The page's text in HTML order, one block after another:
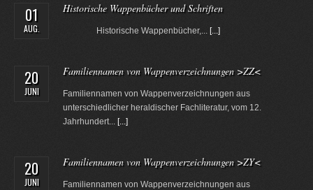
01
AUG.
Historische Wappenbücher und Schriften
Historische Wappenbücher,... [...]
20
JUNI
Familiennamen von Wappenverzeichnungen >ZZ<
Familiennamen von Wappenverzeichnungen aus
unterschiedlicher heraldischer Fachliteratur, vom 12.
Jahrhundert... [...]
20
JUNI
Familiennamen von Wappenverzeichnungen >ZY<
Familiennamen von Wappenverzeichnungen aus